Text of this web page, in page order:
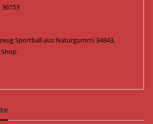
36153
Sportball aus Naturgummi 34843,